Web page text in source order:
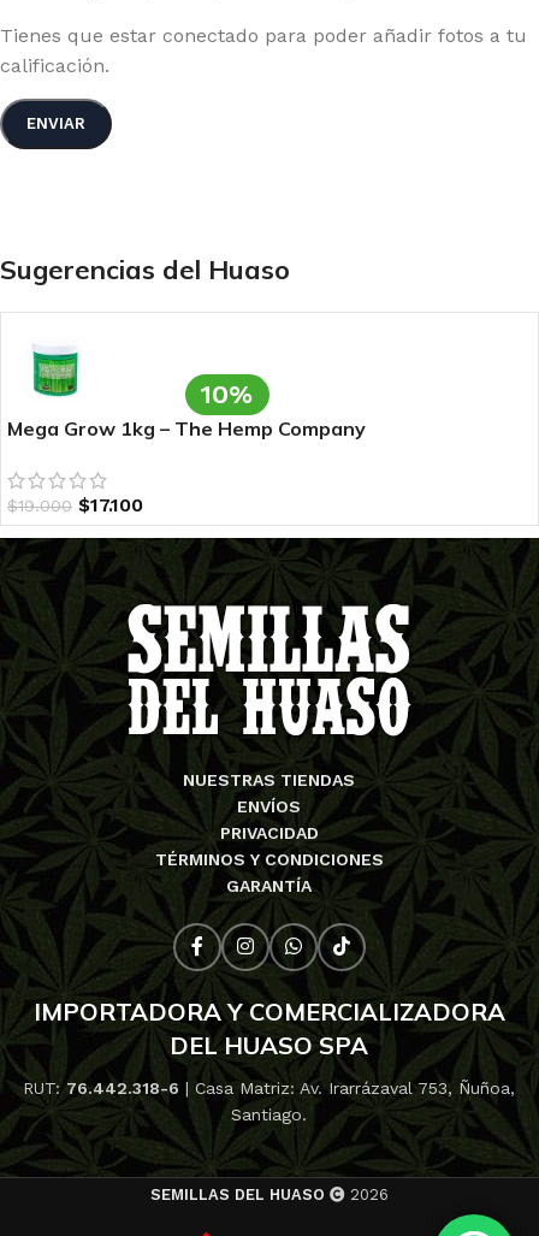
Tienes que estar conectado para poder añadir fotos a tu
calificación.
Sugerencias del Huaso
10%
Mega Grow 1kg – The Hemp Company
$19.000 $17.100
NUESTRAS TIENDAS
ENVÍOS
PRIVACIDAD
TÉRMINOS Y CONDICIONES
GARANTÍA
IMPORTADORA Y COMERCIALIZADORA
DEL HUASO SPA
RUT:76.442.318-6 | Casa Matriz: Av. Irarrázaval 753, Ñuñoa,
Santiago.
SEMILLAS DEL HUASO 2026